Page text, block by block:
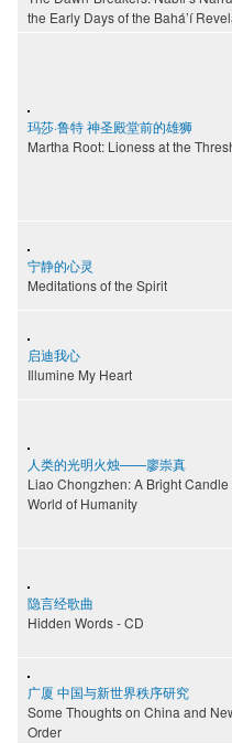
the Early Days of the Bahá’í
玛莎·鲁特 神圣殿堂前的雄狮
Martha Root: Lioness at the
宁静的心灵
Meditations of the Spirit
启迪我心
Illumine My Heart
人类的光明火烛——廖崇真
Liao Chongzhen: A Bright Candle
World of Humanity
隐言经歌曲
Hidden Words - CD
广厦 中国与新世界秩序研究
Some Thoughts on China and
Order